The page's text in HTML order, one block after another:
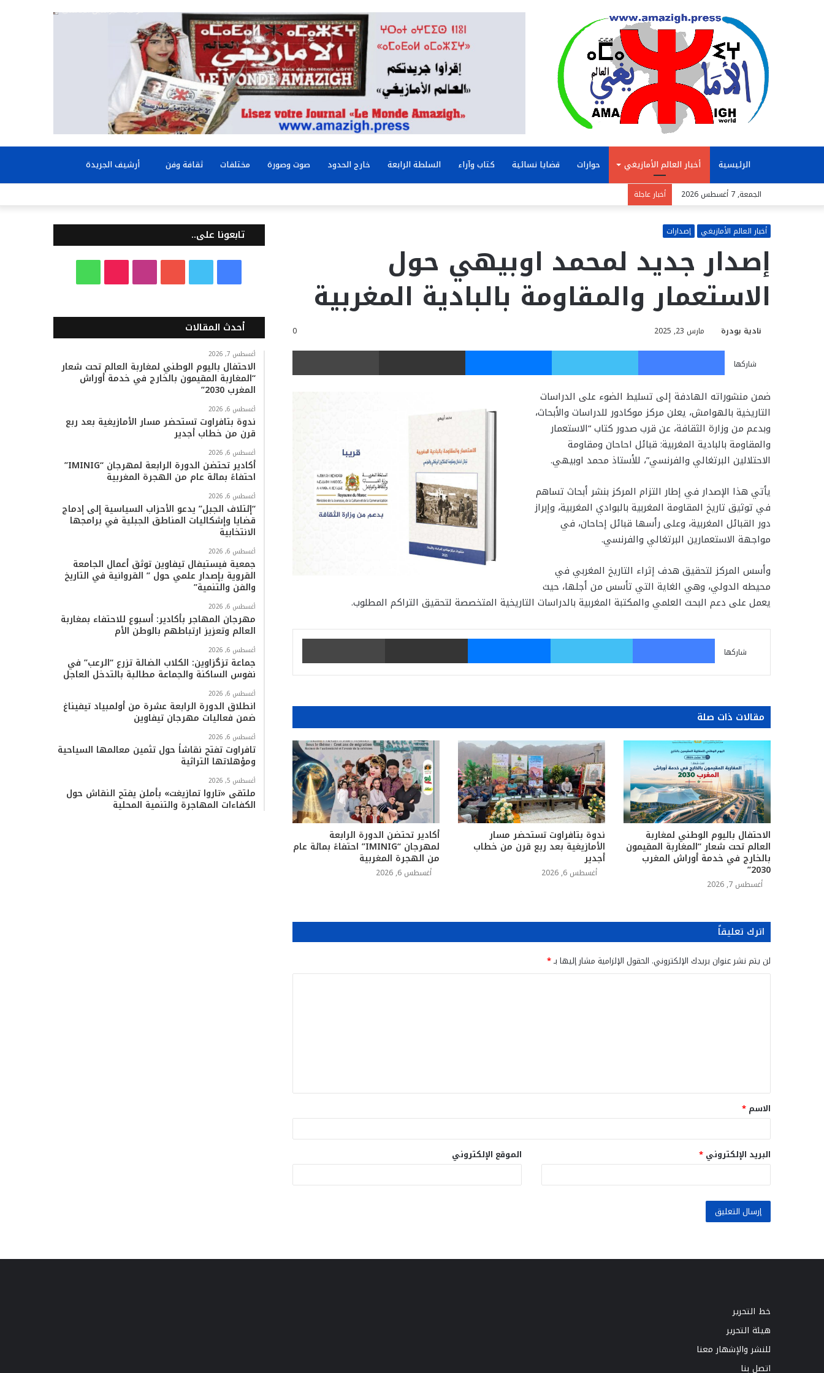
الرئيسية أخبار العالم الأمازيغي حوارات قضايا نسائية كتاب وآراء السلطة الرابعة خارج الحدود صوت وصورة مختلفات ثقافة وفن أرشيف الجريدة
عن
الجمعة, 7 أغسطس 2026 أخبار عاجلة
أخبار العالم الأمازيغي إصدارات
إصدار جديد لمحمد اوبيهي حول
الاستعمار والمقاومة بالبادية المغربية
نادية بودرة مارس 23, 2025 0
شاركها
فيسبوك تويتر ماسنجر مشاركة عبر البريد
ضمن منشوراته الهادفة إلى تسليط الضوء على الدراسات
التاريخية بالهوامش، يعلن مركز موكادور للدراسات والأبحاث،
وبدعم من وزارة الثقافة، عن قرب صدور كتاب “الاستعمار
والمقاومة بالبادية المغربية: قبائل احاحان ومقاومة
الاحتلالين البرتغالي والفرنسي”، للأستاذ محمد اوبيهي.
يأتي هذا الإصدار في إطار التزام المركز بنشر أبحاث تساهم
في توثيق تاريخ المقاومة المغربية بالبوادي المغربية، وإبراز
دور القبائل المغربية، وعلى رأسها قبائل إحاحان، في
مواجهة الاستعمارين البرتغالي والفرنسي.
وأسس المركز لتحقيق هدف إثراء التاريخ المغربي في
محيطه الدولي، وهي الغاية التي تأسس من أجلها، حيث
يعمل على دعم البحث العلمي والمكتبة المغربية بالدراسات التاريخية المتخصصة لتحقيق التراكم المطلوب.
شاركها
فيسبوك تويتر ماسنجر مشاركة عبر البريد
مقالات ذات صلة
الاحتفال باليوم الوطني لمغاربة
العالم تحت شعار “المغاربة المقيمون
بالخارج في خدمة أوراش المغرب
2030”
أغسطس 7, 2026
ندوة بتافراوت تستحضر مسار
الأمازيغية بعد ربع قرن من خطاب
أجدير
أغسطس 6, 2026
أكادير تحتضن الدورة الرابعة
لمهرجان “IMINIG” احتفاءً بمائة عام
من الهجرة المغربية
أغسطس 6, 2026
اترك تعليقاً
لن يتم نشر عنوان بريدك الإلكتروني. الحقول الإلزامية مشار إليها بـ*
ق
*
الاسم *
البريد الإلكتروني * الموقع الإلكتروني
تابعونا على..
س
ب
و
ك
ي
ت
ر
ت
ي
و
س
ت
ق
k
T
o
ت
س
ا
أحدث المقالات
أغسطس 7, 2026
الاحتفال باليوم الوطني لمغاربة العالم تحت شعار
“المغاربة المقيمون بالخارج في خدمة أوراش
المغرب 2030”
أغسطس 6, 2026
ندوة بتافراوت تستحضر مسار الأمازيغية بعد ربع
قرن من خطاب أجدير
أغسطس 6, 2026
أكادير تحتضن الدورة الرابعة لمهرجان “IMINIG”
احتفاءً بمائة عام من الهجرة المغربية
أغسطس 6, 2026
“إئتلاف الجبل” يدعو الأحزاب السياسية إلى إدماج
قضايا وإشكاليات المناطق الجبلية في برامجها
الانتخابية
أغسطس 6, 2026
جمعية فيستيفال تيفاوين توثق أعمال الجامعة
القروية بإصدار علمي حول ” القروانية في التاريخ
والفن والتنمية”
أغسطس 6, 2026
مهرجان المهاجر بأكادير: أسبوع للاحتفاء بمغاربة
العالم وتعزيز ارتباطهم بالوطن الأم
أغسطس 6, 2026
جماعة تزگزاوين: الكلاب الضالة تزرع “الرعب” في
نفوس الساكنة والجماعة مطالبة بالتدخل العاجل
أغسطس 6, 2026
انطلاق الدورة الرابعة عشرة من أولمبياد تيفيناغ
ضمن فعاليات مهرجان تيفاوين
أغسطس 6, 2026
تافراوت تفتح نقاشاً حول تثمين معالمها السياحية
ومؤهلاتها التراثية
أغسطس 5, 2026
ملتقى «تاروا تمازيغت» بأملن يفتح النقاش حول
الكفاءات المهاجرة والتنمية المحلية
خط التحرير
هيئة التحرير
للنشر والإشهار معنا
اتصل بنا